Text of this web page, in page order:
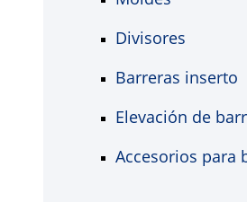
Divisores
Barreras inserto
Elevación de
Accesorios para